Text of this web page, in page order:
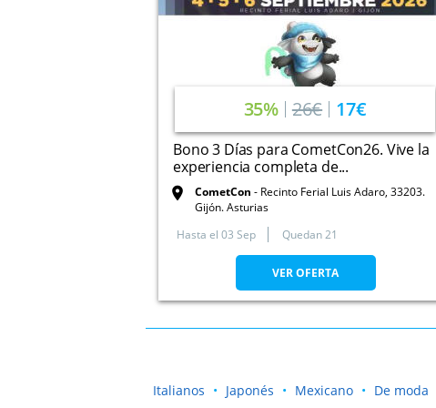
35% 26€ 17€
Bono 3 Días para CometCon26. Vive la
experiencia completa de...
CometCon
Recinto Ferial Luis Adaro, 33203.
Gijón. Asturias
Hasta el 03 Sep Quedan 21
VER OFERTA
Italianos Japonés Mexicano De moda